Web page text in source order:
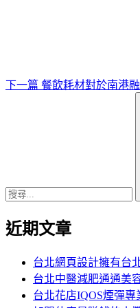
下一篇 餐飲耗材對於南港
近期文章
台北網頁設計擁有台
台北中醫減肥通通美
台北花店IQOS煙彈